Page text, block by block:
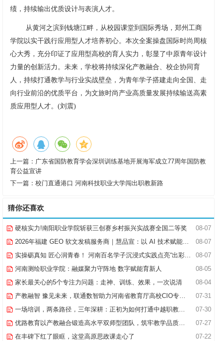
绩，持续输出优质设计与表演人才。
从黄河之滨到钱塘江畔，从校园课堂到国际秀场，郑州工商
学院以实干践行应用型人才培养初心。本次全案操盘国际时尚周核
心大秀，充分印证了应用型高校的育人实力，彰显了中原青年设计
力量的创新活力。未来，学校将持续深化产教融合、校企协同育
人，持续打通教学与行业实战壁垒，为青年学子搭建走向全国、走
向行业前沿的优质平台，为文旅时尚产业高质量发展持续输送高素
质应用型人才。(刘震)
上一篇： 广东省国防教育学会深圳训练基地开展海军成立77周年国防教
育公益宣讲
下一篇： 校门直通港口 河南科技职业大学闯出职教新路
猜你还喜欢
08-07
硬核实力!南阳职业学院斩获三创赛乡村振兴实战赛全国二等奖
08-07
2026年福建 GEO 软文发稿服务商｜慧品宣：以 AI 技术赋能品牌全域传播
08-07
实操砺真知 匠心润青春！ 河南百名学子沉浸式实践点亮“出彩中原”实践路
08-05
河南测绘职业学院：融媒聚力守阵地 数字赋能育新人
08-04
家长最关心的5个专注力问题：走神、训练、效果，一次说清
07-31
产教融智 豫见未来，联通数智助力河南省教育厅高校CIO专题研究班共探AI赋能高等教育新路径
07-30
一场培训，两条路径，三年深耕：正初为如何打通中越职教合作的“最后一公里”
07-27
优路教育以产教融合锻造高水平双师型团队，筑牢教学品质基石
07-22
在丰碑下红了眼眶，这堂高原思政课走心了